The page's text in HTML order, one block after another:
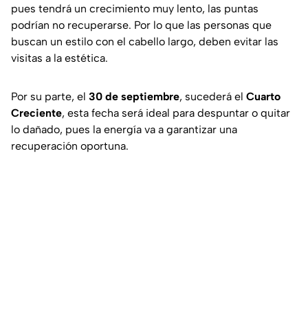
pues tendrá un crecimiento muy lento, las puntas
podrían no recuperarse. Por lo que las personas que
buscan un estilo con el cabello largo, deben evitar las
visitas a la estética.
Por su parte, el 30 de septiembre, sucederá el Cuarto
Creciente, esta fecha será ideal para despuntar o quitar
lo dañado, pues la energía va a garantizar una
recuperación oportuna.